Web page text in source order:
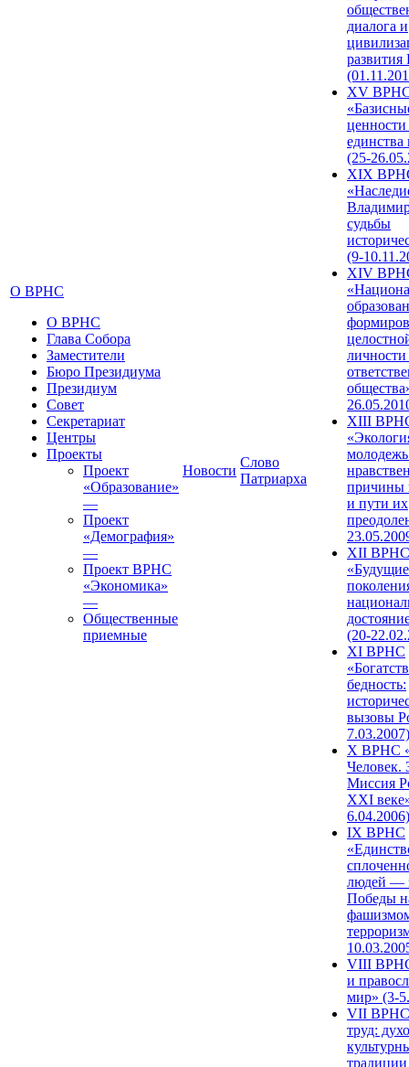
О ВРНС
О ВРНС
Глава Собора
Заместители
Бюро Президиума
Президиум
Совет
Секретариат
Центры
Проекты
Проект
«Образование»
—
Проект
«Демография»
—
Проект ВРНС
«Экономика»
—
Общественные
приемные
Новости
Слово
Патриарха
диалога и
развития
XV
единства
(25-
XIX
судьбы
(9-
XIV
XIII
причины
и пути их
XII ВРНС
«Будущие
(20-
XI ВРНС
бедность:
вызовы
7.03.2007)
X ВРНС
Человек.
Миссия
XXI
6.04.2006)
IX ВРНС
людей —
Победы
VIII
и
мир» (3-
VII ВРНС
труд: